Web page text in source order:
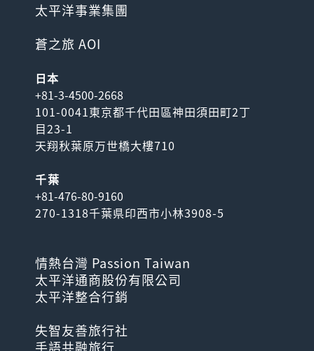
太平洋事業集團
蒼之旅 AOI
日本
+81-3-4500-2668
101-0041東京都千代田區神田須田町2丁
目23-1
天翔秋葉原万世橋大樓710
千葉
+81-476-80-9160
270-1318千葉県印西市小林3908-5
情熱台灣 Passion Taiwan
太平洋通商股份有限公司
太平洋整合行銷
失智友善旅行社
手語共融旅行